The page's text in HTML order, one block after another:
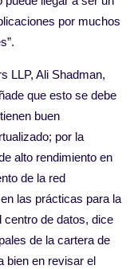
por muchos
LLP, Ali Shadman,
que esto se debe
buen
por la
alto rendimiento en
de la red
las prácticas para la
centro de datos, dice
de la cartera de
bien en revisar el